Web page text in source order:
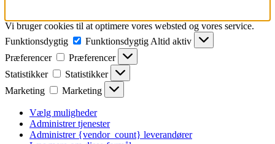
Vi bruger cookies til at optimere vores websted og vores service.
Funktionsdygtig
Funktionsdygtig Altid aktiv
Præferencer
Præferencer
Statistikker
Statistikker
Marketing
Marketing
Vælg muligheder
Administrer tjenester
Administrer {vendor_count} leverandører